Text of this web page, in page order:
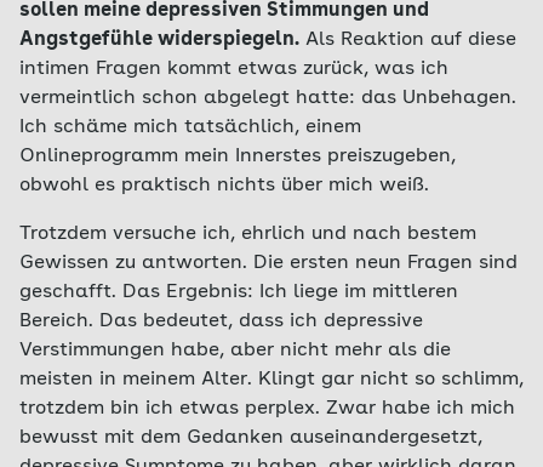
sollen meine depressiven Stimmungen und
Angstgefühle widerspiegeln. Als Reaktion auf diese
intimen Fragen kommt etwas zurück, was ich
vermeintlich schon abgelegt hatte: das Unbehagen.
Ich schäme mich tatsächlich, einem
Onlineprogramm mein Innerstes preiszugeben,
obwohl es praktisch nichts über mich weiß.
Trotzdem versuche ich, ehrlich und nach bestem
Gewissen zu antworten. Die ersten neun Fragen sind
geschafft. Das Ergebnis: Ich liege im mittleren
Bereich. Das bedeutet, dass ich depressive
Verstimmungen habe, aber nicht mehr als die
meisten in meinem Alter. Klingt gar nicht so schlimm,
trotzdem bin ich etwas perplex. Zwar habe ich mich
bewusst mit dem Gedanken auseinandergesetzt,